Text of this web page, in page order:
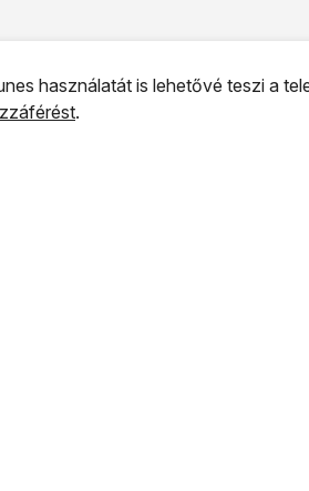
használatát is lehetővé teszi a
.